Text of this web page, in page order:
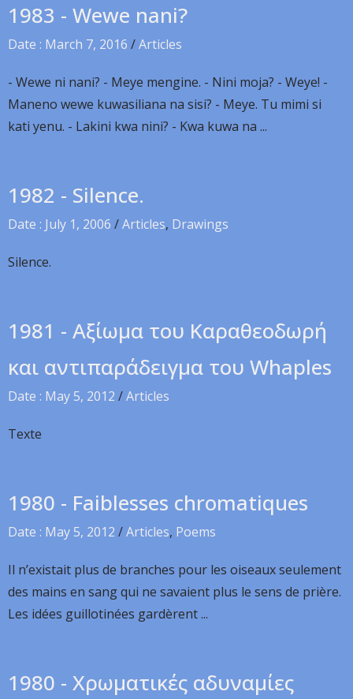
1983 - Wewe nani?
Date : March 7, 2016 /Articles
- Wewe ni nani? - Meye mengine. - Nini moja? - Weye! -
Maneno wewe kuwasiliana na sisi? - Meye. Tu mimi si
kati yenu. - Lakini kwa nini? - Kwa kuwa na ...
1982 - Silence.
Date : July 1, 2006 /Articles, Drawings
Silence.
1981 - Αξίωμα του Καραθεοδωρή
και αντιπαράδειγμα του Whaples
Date : May 5, 2012 /Articles
Texte
1980 - Faiblesses chromatiques
Date : May 5, 2012 /Articles, Poems
Il n’existait plus de branches pour les oiseaux seulement
des mains en sang qui ne savaient plus le sens de prière.
Les idées guillotinées gardèrent ...
1980 - Χρωματικές αδυναμίες